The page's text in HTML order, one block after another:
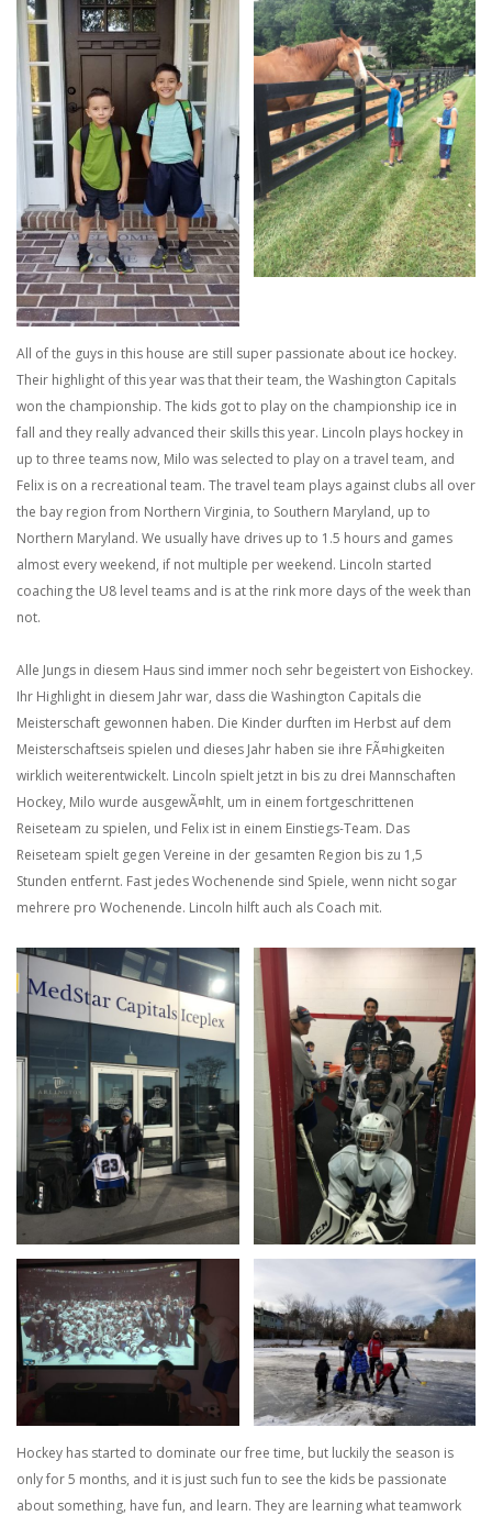
All of the guys in this house are still super passionate about ice hockey.
Their highlight of this year was that their team, the Washington Capitals
won the championship. The kids got to play on the championship ice in
fall and they really advanced their skills this year. Lincoln plays hockey in
up to three teams now, Milo was selected to play on a travel team, and
Felix is on a recreational team. The travel team plays against clubs all over
the bay region from Northern Virginia, to Southern Maryland, up to
Northern Maryland. We usually have drives up to 1.5 hours and games
almost every weekend, if not multiple per weekend. Lincoln started
coaching the U8 level teams and is at the rink more days of the week than
not.
Alle Jungs in diesem Haus sind immer noch sehr begeistert von Eishockey.
Ihr Highlight in diesem Jahr war, dass die Washington Capitals die
Meisterschaft gewonnen haben. Die Kinder durften im Herbst auf dem
Meisterschaftseis spielen und dieses Jahr haben sie ihre FÃ¤higkeiten
wirklich weiterentwickelt. Lincoln spielt jetzt in bis zu drei Mannschaften
Hockey, Milo wurde ausgewÃ¤hlt, um in einem fortgeschrittenen
Reiseteam zu spielen, und Felix ist in einem Einstiegs-Team. Das
Reiseteam spielt gegen Vereine in der gesamten Region bis zu 1,5
Stunden entfernt. Fast jedes Wochenende sind Spiele, wenn nicht sogar
mehrere pro Wochenende. Lincoln hilft auch als Coach mit.
Hockey has started to dominate our free time, but luckily the season is
only for 5 months, and it is just such fun to see the kids be passionate
about something, have fun, and learn. They are learning what teamwork